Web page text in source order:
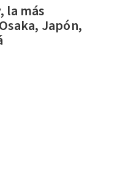
la más
Japón,